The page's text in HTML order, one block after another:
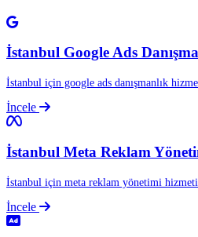
İstanbul Google Ads
İstanbul için google ads danışmanlık
İncele
İstanbul Meta Reklam
İstanbul için meta reklam yönetimi
İncele